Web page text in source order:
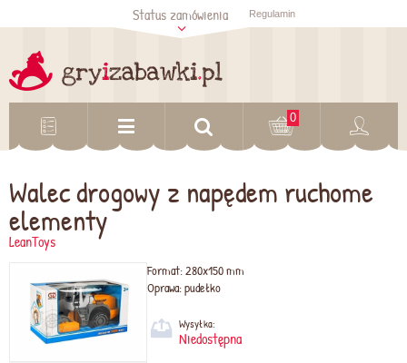
Sprawdź status
zamówienia
Status zamówienia Regulamin
0
Walec drogowy z napędem ruchome
elementy
LeanToys
Format:280x150 mm
Oprawa:pudełko
Wysyłka:
Niedostępna